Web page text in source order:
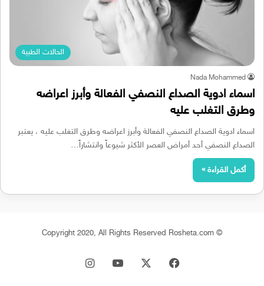
الحالات الطبية
Nada Mohammed
اسماء ادوية الصداع النصفي الفعالة وأبرز اعراضه
وطرق التغلب عليه
اسماء ادوية الصداع النصفي الفعالة وأبرز اعراضه وطرق التغلب عليه ، يعتبر
الصداع النصفي أحد أمراض العصر الأكثر شيوعاً وانتشاراً…
أكمل القراءة »
© Copyright 2020, All Rights Reserved Rosheta.com
فيسبوك ‫YouTube